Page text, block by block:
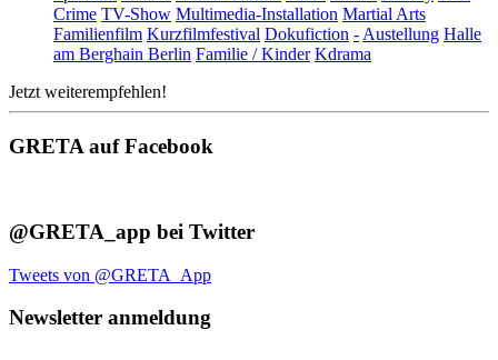
Crime TV-Show Multimedia-Installation Martial Arts
Familienfilm Kurzfilmfestival Dokufiction - Austellung Halle
am Berghain Berlin Familie / Kinder Kdrama
Jetzt weiterempfehlen!
GRETA auf Facebook
@GRETA_app bei Twitter
Tweets von @GRETA_App
Newsletter anmeldung